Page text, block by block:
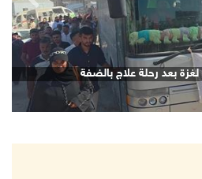
تحويل البؤر ...
مع كولومبيا إثر ا ...
الشمالية
حصار منزل في بلدة ق ...
بعد رحلة علاج بالضفة